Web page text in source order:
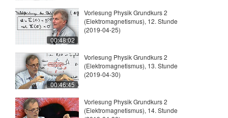
00:48:02
Vorlesung Physik Grundkurs 2
(Elektromagnetismus), 12. Stunde
(2019-04-25)
00:46:45
Vorlesung Physik Grundkurs 2
(Elektromagnetismus), 13. Stunde
(2019-04-30)
Vorlesung Physik Grundkurs 2
(Elektromagnetismus), 14. Stunde